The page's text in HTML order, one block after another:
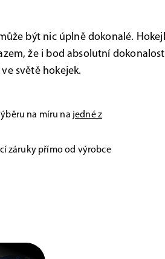
být nic úplně dokonalé.
že i bod absolutní
světě hokejek.
na míru na jedné z
záruky přímo od výrobce